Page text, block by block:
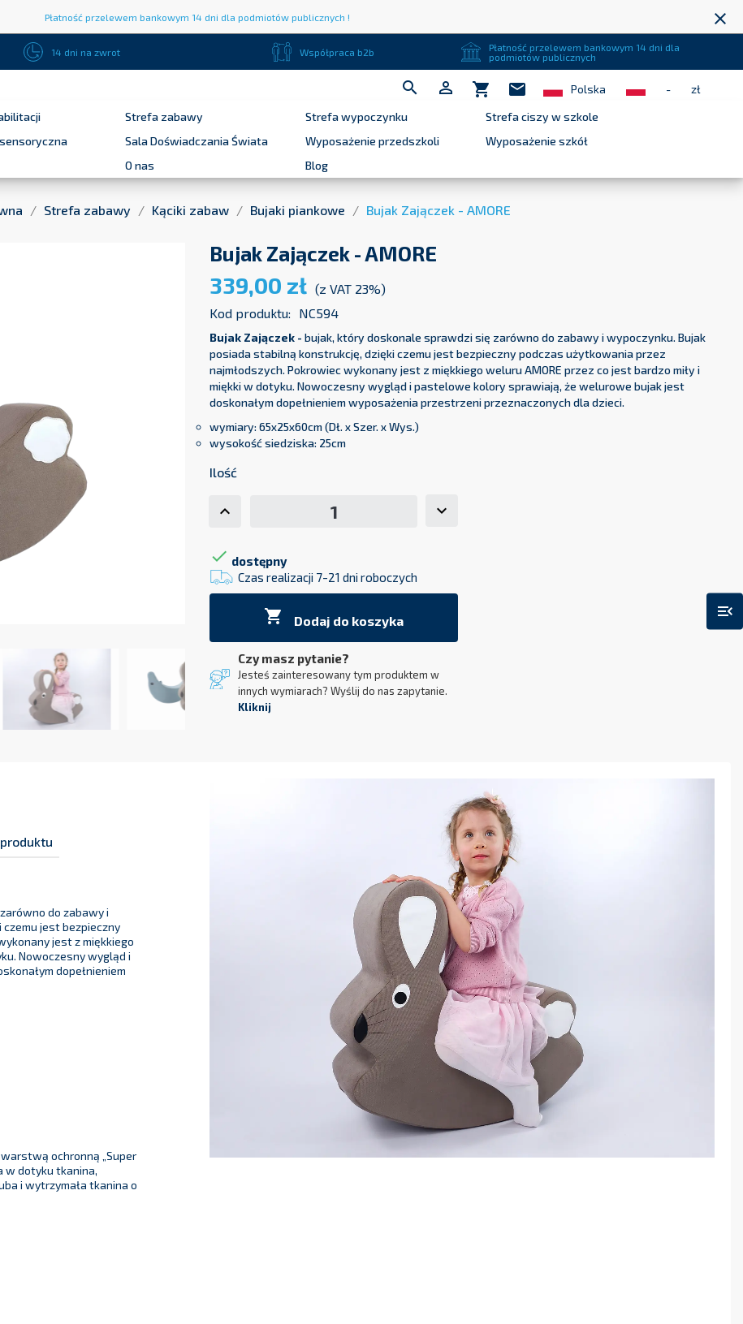
Płatność przelewem bankowym 14 dni dla podmiotów publicznych ! close
14 dni na zwrot Współpraca b2b
Płatność przelewem bankowym 14 dni dla
podmiotów publicznych
  shopping_cart mail Polska -
zł
Strefa zabawy Strefa wypoczynku
Strefa ciszy w szkole
Sala Doświadczania Świata Wyposażenie przedszkoli
Wyposażenie szkół
O nas Blog
menu_open
Strefa zabawy Kąciki zabaw Bujaki piankowe Bujak Zajączek - AMORE
Bujak Zajączek - AMORE
339,00 zł (z VAT 23%)
Kod produktu:
NC594
Bujak Zajączek - bujak, który doskonale sprawdzi się zarówno do zabawy i wypoczynku. Bujak
posiada stabilną konstrukcję, dzięki czemu jest bezpieczny podczas użytkowania przez
najmłodszych. Pokrowiec wykonany jest z miękkiego weluru AMORE przez co jest bardzo miły i
miękki w dotyku. Nowoczesny wygląd i pastelowe kolory sprawiają, że welurowe bujak jest
doskonałym dopełnieniem wyposażenia przestrzeni przeznaczonych dla dzieci.
wymiary: 65x25x60cm (Dł. x Szer. x Wys.)
wysokość siedziska: 25cm
Ilość
 dostępny
Czas realizacji 7-21 dni roboczych
 Dodaj do koszyka
Czy masz pytanie?
Jesteś zainteresowany tym produktem w
innych wymiarach? Wyślij do nas zapytanie.
Kliknij
do zabawy i
jest bezpieczny
jest z miękkiego
Nowoczesny wygląd i
dopełnieniem
ochronną „Super
w dotyku tkanina,
i wytrzymała tkanina o